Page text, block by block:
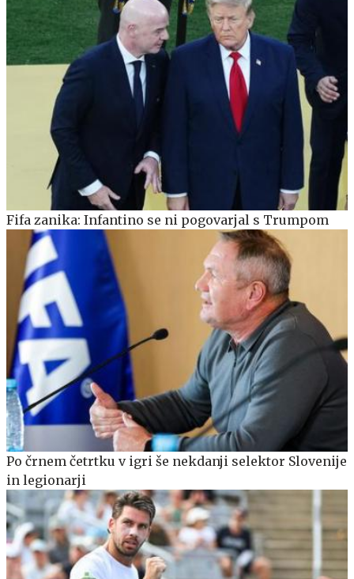
Fifa zanika: Infantino se ni pogovarjal s Trumpom
Po črnem četrtku v igri še nekdanji selektor Slovenije
in legionarji